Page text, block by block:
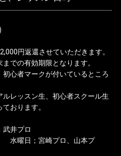
円返還させていただきます。
での有効期限となります。
初心者マークが付いているところ
ルレッスン生、初心者スクール生
おります。
武井プロ
水曜日；宮崎プロ、山本プ